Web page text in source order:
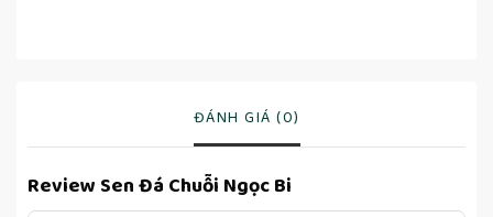
ĐÁNH GIÁ (0)
Review Sen Đá Chuỗi Ngọc Bi